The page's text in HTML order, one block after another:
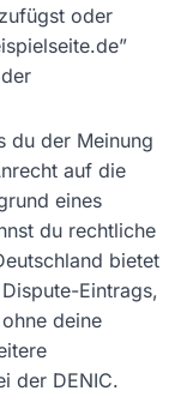
oder
du der Meinung
auf die
eines
du rechtliche
bietet
Eintrags,
deine
der DENIC.